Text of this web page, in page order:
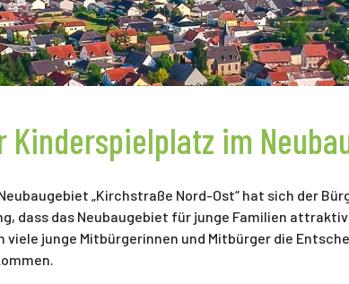
Kinderspielplatz im
„Kirchstraße Nord-Ost“ hat sich der
dass das Neubaugebiet für junge Familien
viele junge Mitbürgerinnen und Mitbürger die